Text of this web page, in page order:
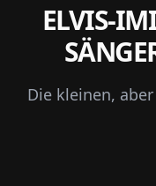
ELVIS-
Die kleinen,